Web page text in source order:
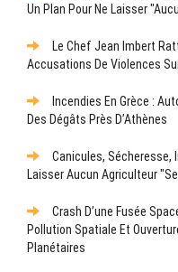
Un Plan Pour Ne Laisser
Le Chef Jean Imbert
Accusations De Violences
Incendies En Grèce :
Des Dégâts Près D’Athènes
Canicules, Sécheresse,
Laisser Aucun Agriculteur
Crash D’une Fusée
Pollution Spatiale Et
Planétaires